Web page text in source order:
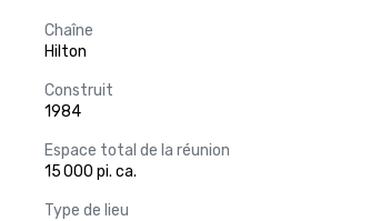
Chaîne
Hilton
Construit
1984
Espace total de la réunion
15 000 pi. ca.
Type de lieu